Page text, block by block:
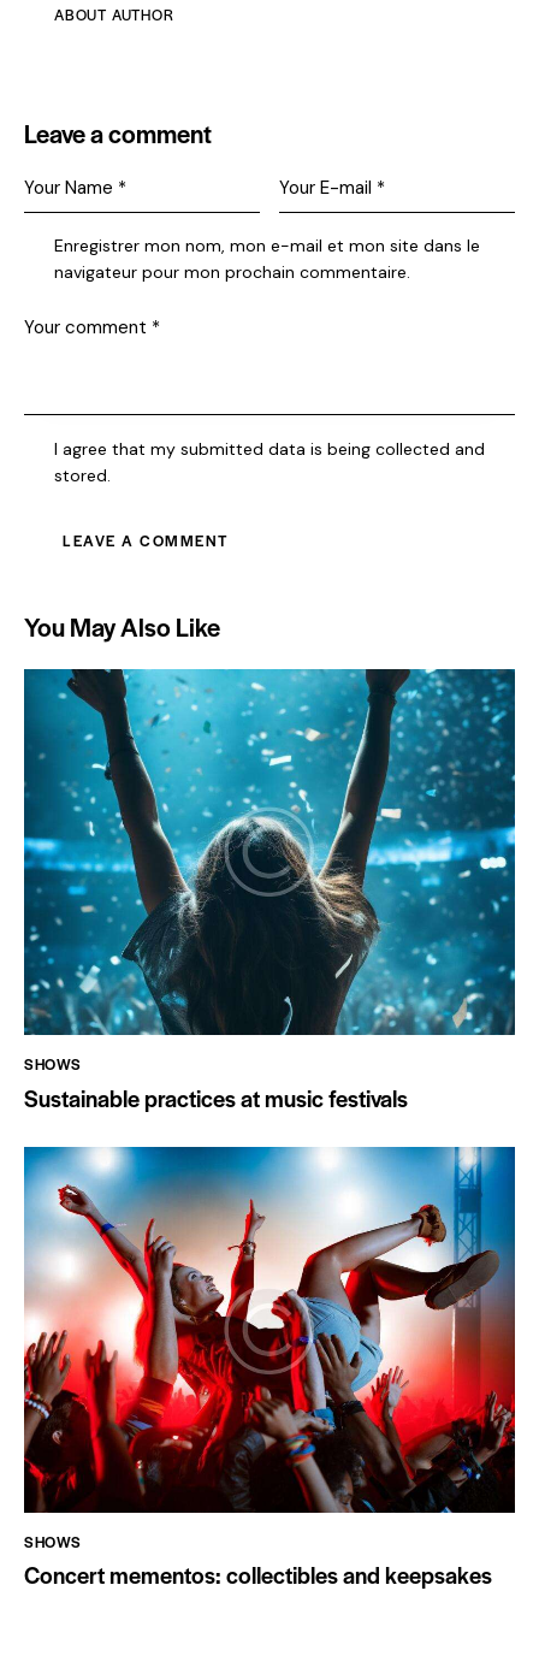
ABOUT AUTHOR
Leave a comment
Enregistrer mon nom, mon e-mail et mon site dans le
navigateur pour mon prochain commentaire.
I agree that my submitted data is being collected and
stored.
You May Also Like
SHOWS
Sustainable practices at music festivals
SHOWS
Concert mementos: collectibles and keepsakes